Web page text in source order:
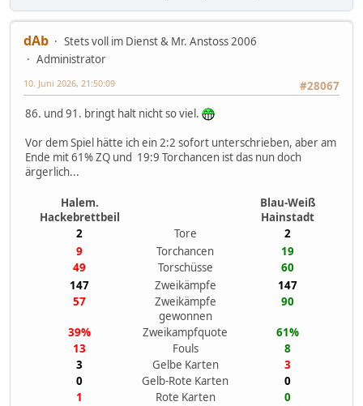
dAb
Stets voll im Dienst & Mr. Anstoss 2006
Administrator
#28067
10. Juni 2026, 21:50:09
86. und 91. bringt halt nicht so viel.
Vor dem Spiel hätte ich ein 2:2 sofort unterschrieben, aber am
Ende mit 61% ZQ und 19:9 Torchancen ist das nun doch
ärgerlich...
Halem.
Hackebrettbeil
Blau-Weiß
Hainstadt
2
Tore
2
9
Torchancen
19
49
Torschüsse
60
147
Zweikämpfe
147
57
Zweikämpfe
gewonnen
90
39% Zweikampfquote
61%
13
Fouls
8
3
Gelbe Karten
3
0
Gelb-Rote Karten
0
1
Rote Karten
0